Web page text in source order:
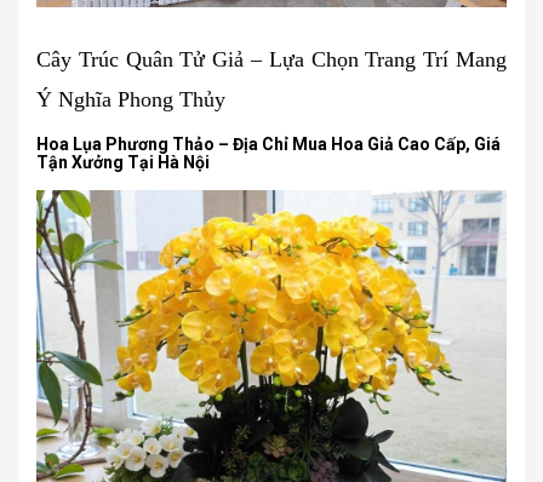
Cây Trúc Quân Tử Giả – Lựa Chọn Trang Trí Mang
Ý Nghĩa Phong Thủy
Hoa Lụa Phương Thảo – Địa Chỉ Mua Hoa Giả Cao Cấp, Giá
Tận Xưởng Tại Hà Nội